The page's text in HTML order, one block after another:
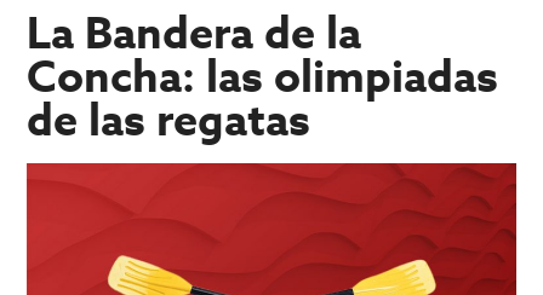
deportivas.
La Bandera de la
Concha: las olimpiadas
de las regatas